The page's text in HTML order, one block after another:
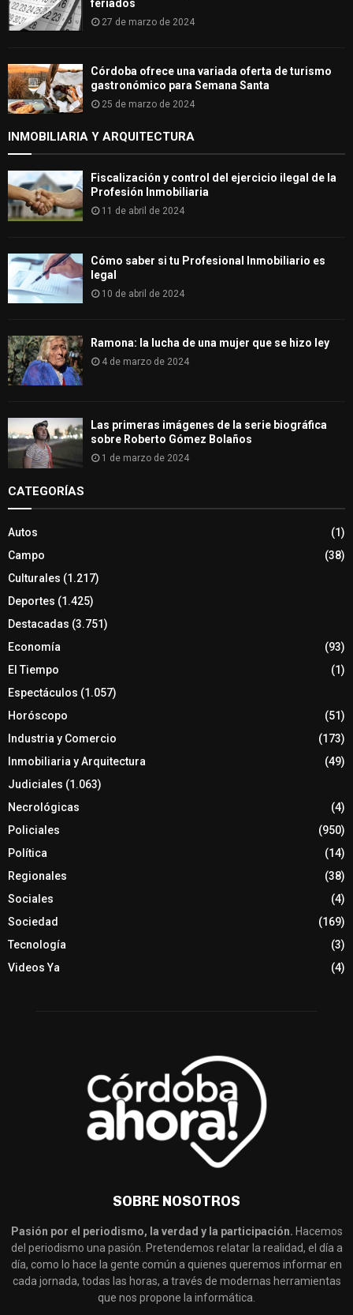
feriados
27 de marzo de 2024
Córdoba ofrece una variada oferta de turismo
gastronómico para Semana Santa
25 de marzo de 2024
INMOBILIARIA Y ARQUITECTURA
Fiscalización y control del ejercicio ilegal de la
Profesión Inmobiliaria
11 de abril de 2024
Cómo saber si tu Profesional Inmobiliario es
legal
10 de abril de 2024
Ramona: la lucha de una mujer que se hizo ley
4 de marzo de 2024
Las primeras imágenes de la serie biográfica
sobre Roberto Gómez Bolaños
1 de marzo de 2024
CATEGORÍAS
Autos
(1)
Campo
(38)
Culturales (1.217)
Deportes (1.425)
Destacadas (3.751)
Economía
(93)
El Tiempo
(1)
Espectáculos (1.057)
Horóscopo
(51)
Industria y Comercio
(173)
Inmobiliaria y Arquitectura
(49)
Judiciales (1.063)
Necrológicas
(4)
Policiales
(950)
Política
(14)
Regionales
(38)
Sociales
(4)
Sociedad
(169)
Tecnología
(3)
Videos Ya
(4)
SOBRE NOSOTROS
Pasión por el periodismo, la verdad y la participación. Hacemos
del periodismo una pasión. Pretendemos relatar la realidad, el día a
día, como lo hace la gente común a quienes queremos informar en
cada jornada, todas las horas, a través de modernas herramientas
que nos propone la informática.